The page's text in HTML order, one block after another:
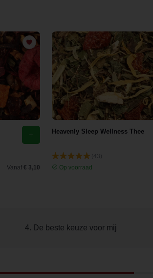
Vanaf € 3,10
Heavenly Sleep Wellness Thee
Op voorraad
4. De beste keuze voor mij